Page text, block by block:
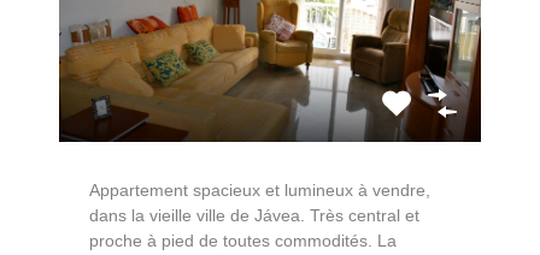
Appartement spacieux et lumineux à vendre,
dans la vieille ville de Jávea. Très central et
proche à pied de toutes commodités. La